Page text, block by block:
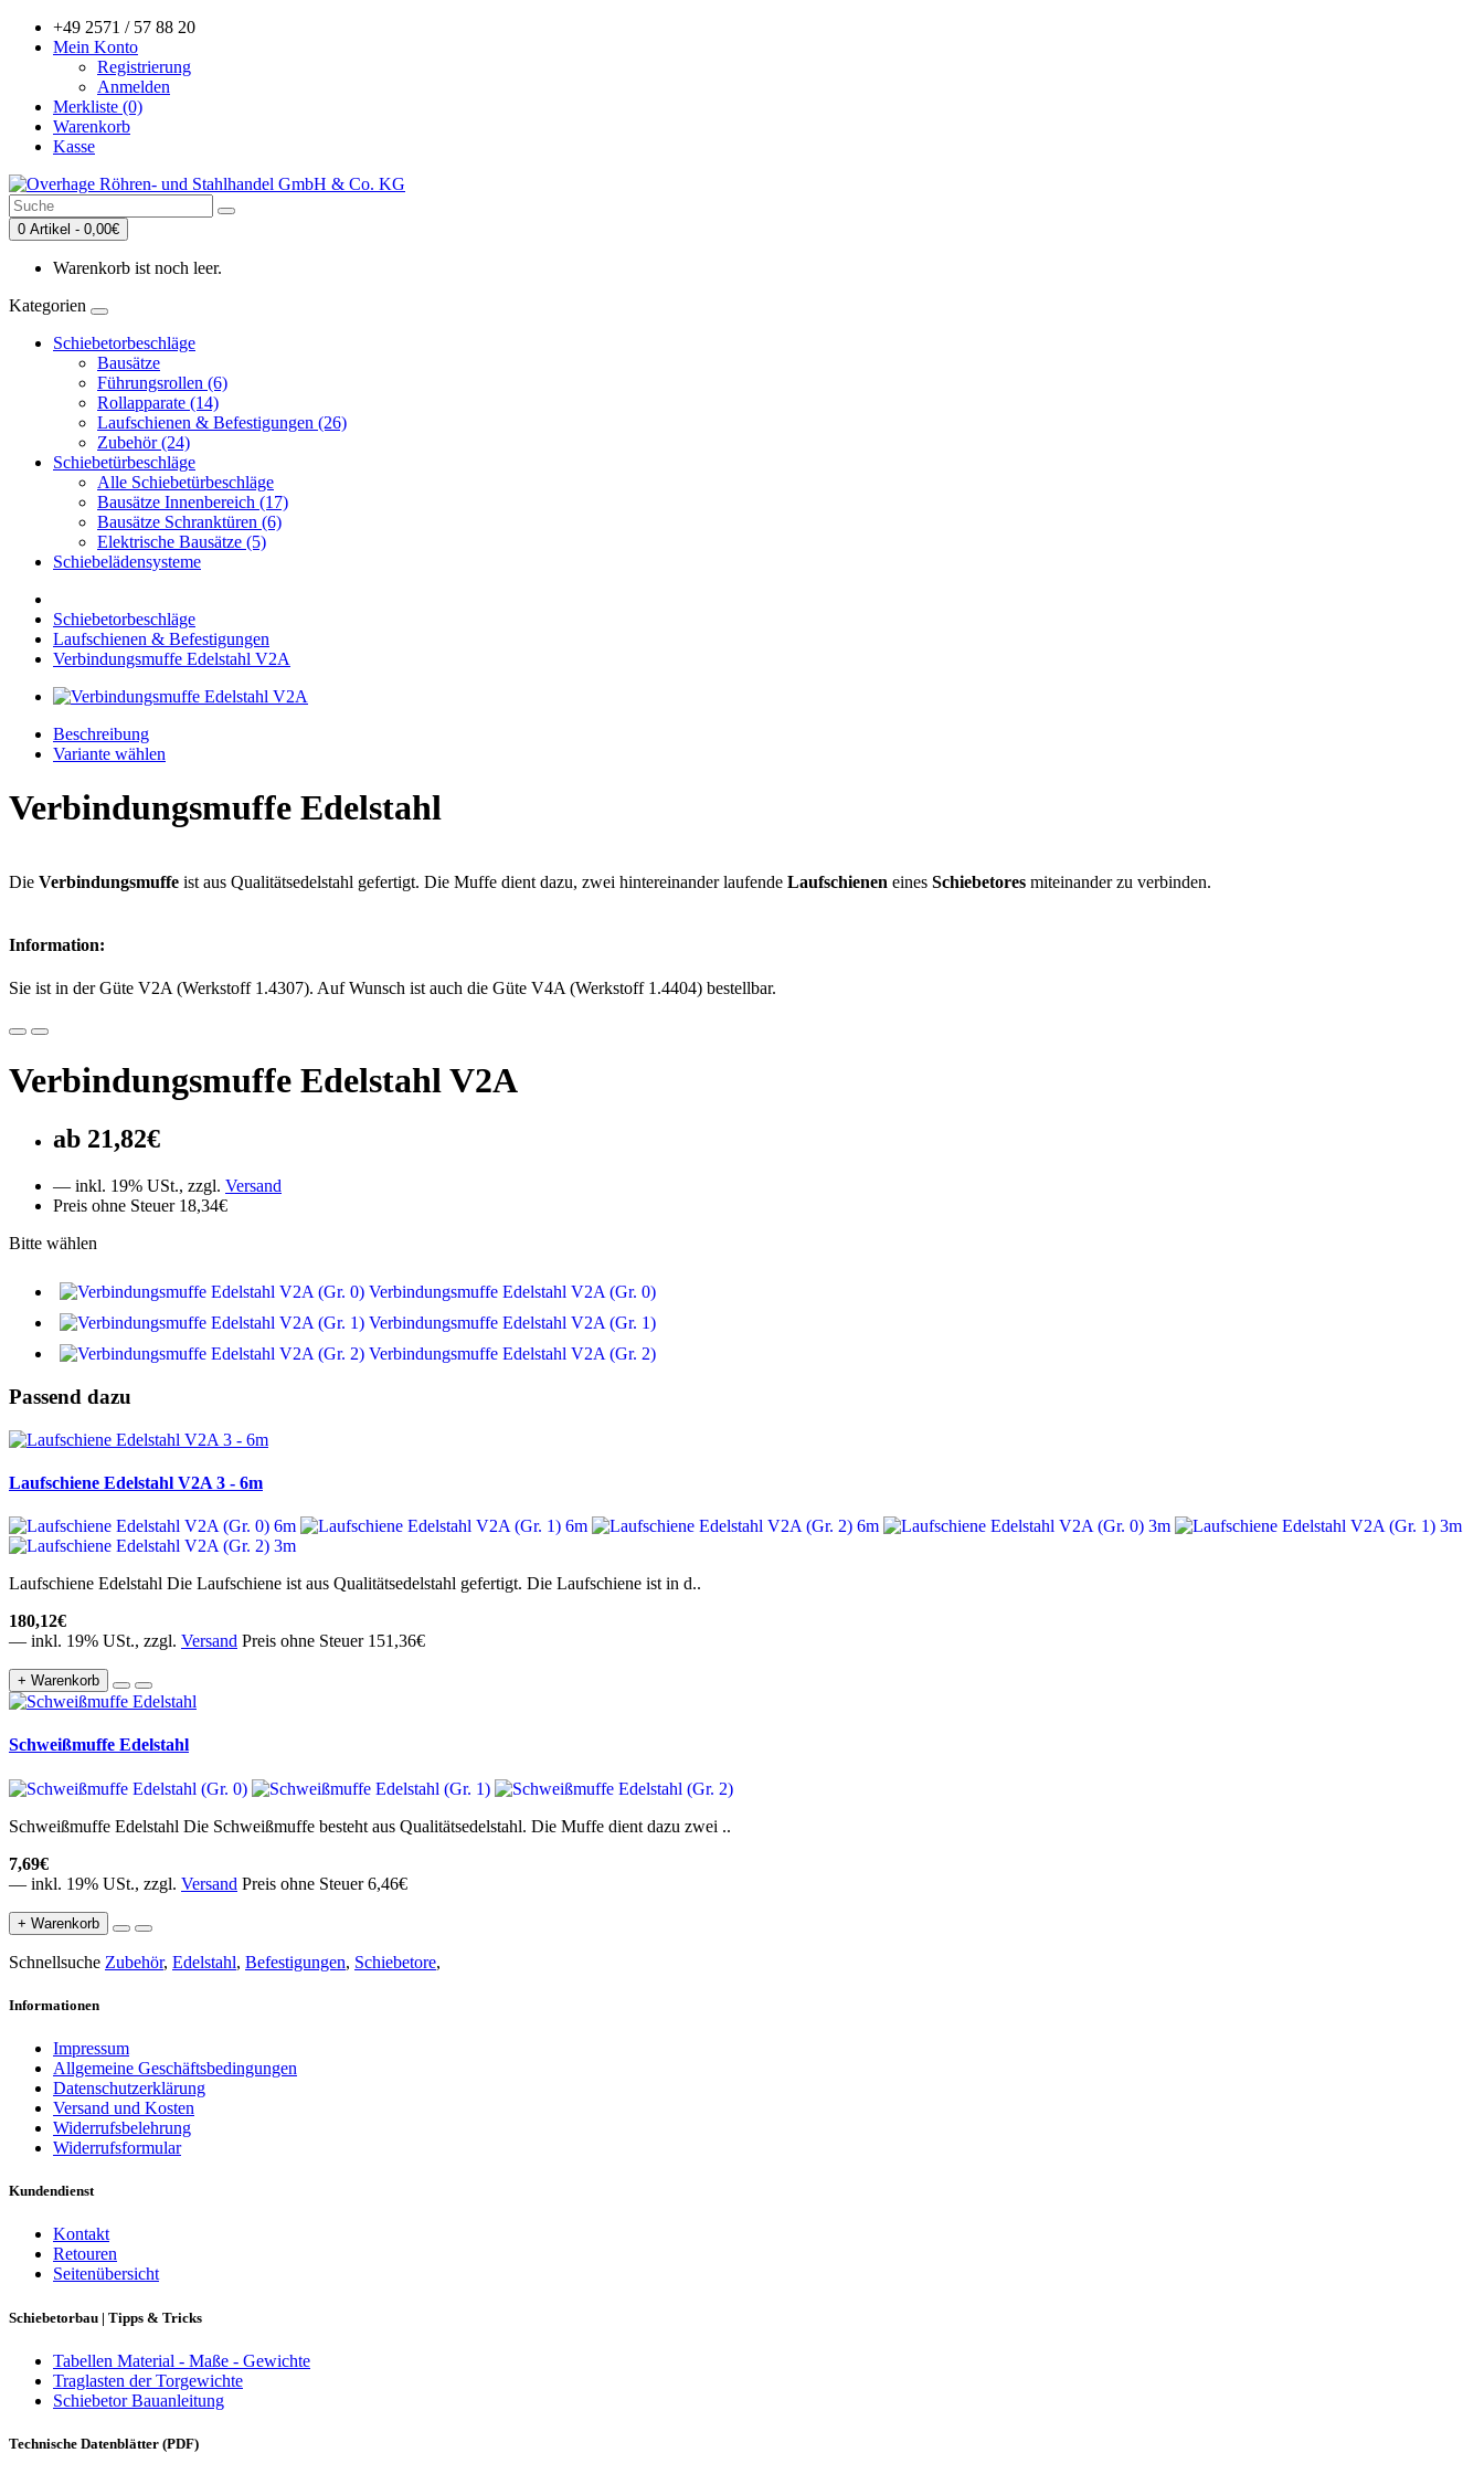
+49 2571 / 57 88 20
Mein Konto
Registrierung
Anmelden
Merkliste (0)
Warenkorb
Kasse
0 Artikel - 0,00€
Warenkorb ist noch leer.
Kategorien
Schiebetorbeschläge
Bausätze
Führungsrollen (6)
Rollapparate (14)
Laufschienen & Befestigungen (26)
Zubehör (24)
Schiebetürbeschläge
Alle Schiebetürbeschläge
Bausätze Innenbereich (17)
Bausätze Schranktüren (6)
Elektrische Bausätze (5)
Schiebelädensysteme
Schiebetorbeschläge
Laufschienen & Befestigungen
Verbindungsmuffe Edelstahl V2A
Beschreibung
Variante wählen
Verbindungsmuffe Edelstahl
Die Verbindungsmuffe ist aus Qualitätsedelstahl gefertigt. Die Muffe dient dazu, zwei hintereinander laufende Laufschienen eines Schiebetores miteinander zu verbinden.
Information:
Sie ist in der Güte V2A (Werkstoff 1.4307). Auf Wunsch ist auch die Güte V4A (Werkstoff 1.4404) bestellbar.
Verbindungsmuffe Edelstahl V2A
21,82€
— inkl. 19% USt., zzgl. Versand
Preis ohne Steuer 18,34€
Bitte wählen
Verbindungsmuffe Edelstahl V2A (Gr. 0)
Verbindungsmuffe Edelstahl V2A (Gr. 1)
Verbindungsmuffe Edelstahl V2A (Gr. 2)
Passend dazu
Laufschiene Edelstahl V2A 3 - 6m
Laufschiene Edelstahl Die Laufschiene ist aus Qualitätsedelstahl gefertigt. Die Laufschiene ist in d..
180,12€
— inkl. 19% USt., zzgl. Versand Preis ohne Steuer 151,36€
+ Warenkorb
Schweißmuffe Edelstahl
Schweißmuffe Edelstahl Die Schweißmuffe besteht aus Qualitätsedelstahl. Die Muffe dient dazu zwei ..
7,69€
— inkl. 19% USt., zzgl. Versand Preis ohne Steuer 6,46€
+ Warenkorb
Schnellsuche Zubehör, Edelstahl, Befestigungen, Schiebetore,
Informationen
Impressum
Allgemeine Geschäftsbedingungen
Datenschutzerklärung
Versand und Kosten
Widerrufsbelehrung
Widerrufsformular
Kundendienst
Kontakt
Retouren
Seitenübersicht
Schiebetorbau | Tipps & Tricks
Tabellen Material - Maße - Gewichte
Traglasten der Torgewichte
Schiebetor Bauanleitung
Technische Datenblätter (PDF)